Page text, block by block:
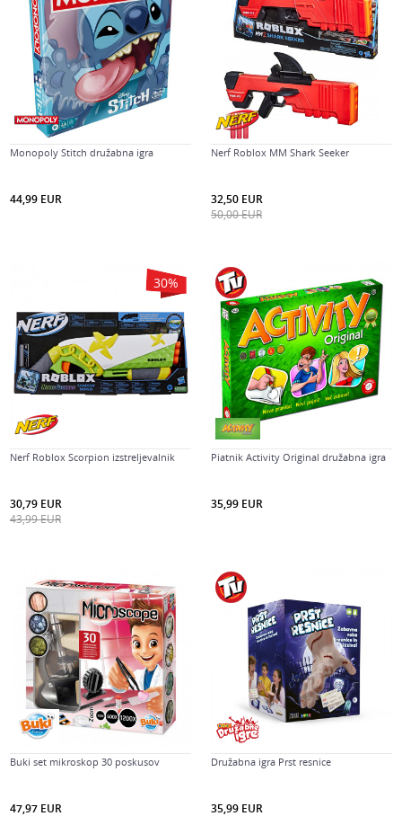
Monopoly Stitch družabna igra
44,99 EUR
Nerf Roblox MM Shark Seeker
32,50 EUR
50,00EUR
30%
Nerf Roblox Scorpion izstreljevalnik
30,79 EUR
43,99EUR
Piatnik Activity Original družabna igra
35,99 EUR
Buki set mikroskop 30 poskusov
47,97 EUR
Družabna igra Prst resnice
35,99 EUR